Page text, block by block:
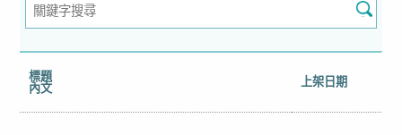
標題
內文 上架日期